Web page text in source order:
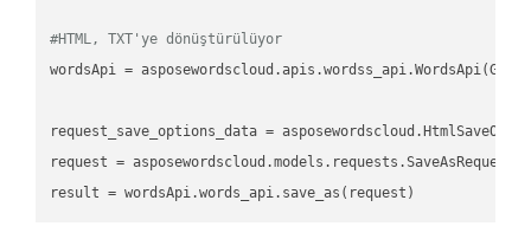
#HTML, TXT'ye dönüştürülüyor
wordsApi =
request_save_options_data =
request
result